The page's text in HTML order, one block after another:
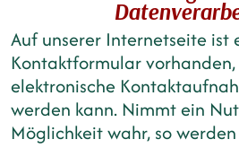
Auf unserer Internetseite ist
Kontaktformular
elektronische
werden kann. Nimmt ein
Möglichkeit wahr, so